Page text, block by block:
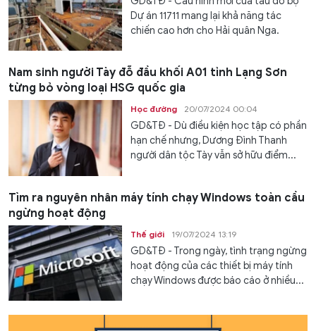
Dự án 11711 mang lại khả năng tác
chiến cao hơn cho Hải quân Nga.
Nam sinh người Tày đỗ đầu khối A01 tỉnh Lạng Sơn
từng bỏ vòng loại HSG quốc gia
Học đường 20/07/2024 00:04
GD&TĐ - Dù điều kiện học tập có phần
hạn chế nhưng, Dương Đình Thanh
người dân tộc Tày vẫn sở hữu điểm...
Tìm ra nguyên nhân máy tính chạy Windows toàn cầu
ngừng hoạt động
Thế giới 19/07/2024 13:19
GD&TĐ - Trong ngày, tình trạng ngừng
hoạt động của các thiết bị máy tính
chạy Windows được báo cáo ở nhiều...